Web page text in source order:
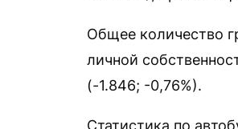
Общее количество
личной
(-1.846; -0,76%).
Статистика по